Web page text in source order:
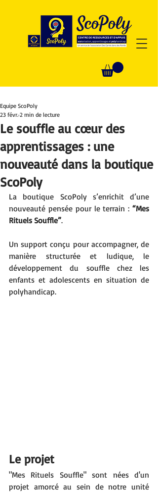
Le souffle au cœur des
apprentissages : une
nouveauté dans la boutique
ScoPoly
Equipe ScoPoly
23 févr. 2 min de lecture
La boutique ScoPoly s’enrichit d’une
nouveauté pensée pour le terrain : “Mes
Rituels Souffle”.
Un support conçu pour accompagner, de
manière structurée et ludique, le
développement du souffle chez les
enfants et adolescents en situation de
polyhandicap.
Le projet
"Mes Rituels Souffle" sont nées d'un
projet amorcé au sein de notre unité